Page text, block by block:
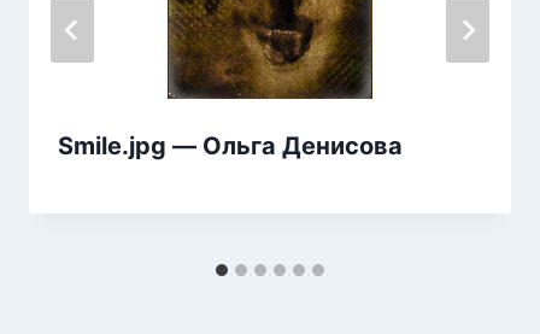
Smile.jpg — Ольга Денисова